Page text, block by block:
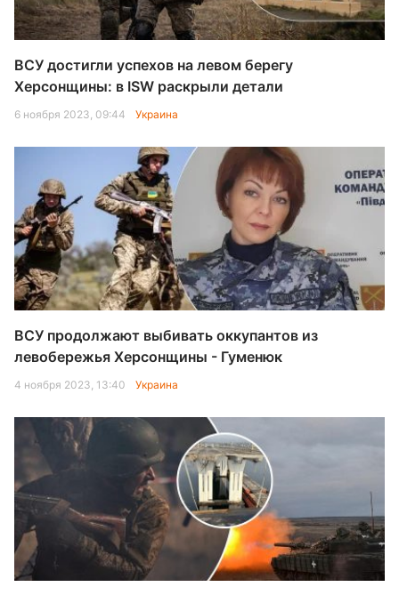
ВСУ достигли успехов на левом берегу
Херсонщины: в ISW раскрыли детали
6 ноября 2023, 09:44 Украина
ВСУ продолжают выбивать оккупантов из
левобережья Херсонщины - Гуменюк
4 ноября 2023, 13:40 Украина